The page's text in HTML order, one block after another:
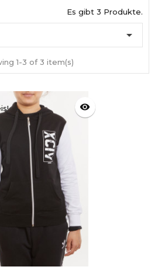
Es gibt 3 Produkte.

1-3 of 3 item(s)
visibility